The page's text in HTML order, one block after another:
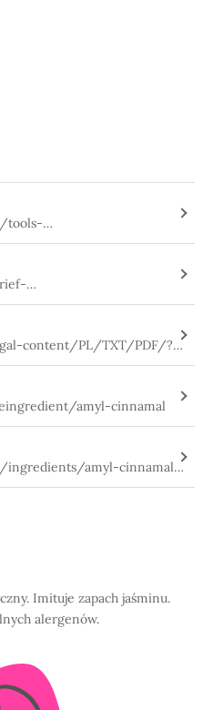
tools-
content/PL/TXT/PDF/?
amyl-cinnamal
ingredients/amyl-cinnamal-
Imituje zapach jaśminu.
alergenów.